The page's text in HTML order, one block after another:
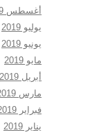
أغسطس 2019
يوليو 2019
يونيو 2019
مايو 2019
أبريل 2019
مارس 2019
فبراير 2019
يناير 2019